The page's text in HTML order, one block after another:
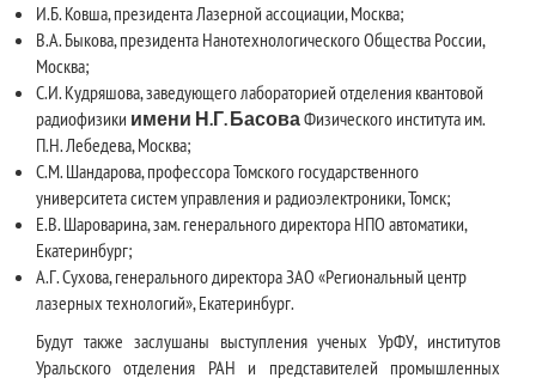
И.Б. Ковша, президента Лазерной ассоциации, Москва;
В.А. Быкова, президента Нанотехнологического Общества России,
Москва;
С.И. Кудряшова, заведующего лабораторией отделения квантовой
радиофизики имени Н.Г. БасоваФизического института им.
П.Н. Лебедева, Москва;
С.М. Шандарова, профессора Томского государственного
университета систем управления и радиоэлектроники, Томск;
Е.В. Шароварина, зам. генерального директора НПО автоматики,
Екатеринбург;
А.Г. Сухова, генерального директора ЗАО «Региональный центр
лазерных технологий», Екатеринбург.
Будут также заслушаны выступления ученых УрФУ, институтов
Уральского отделения РАН и представителей промышленных